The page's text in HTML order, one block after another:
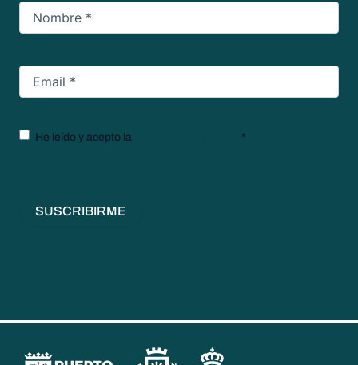
TextoHe leído y acepto la *
SUSCRIBIRME